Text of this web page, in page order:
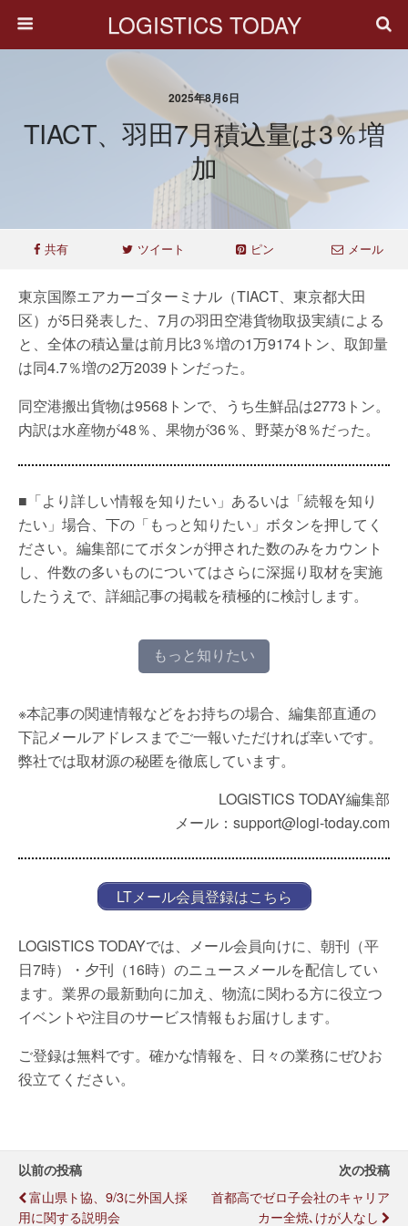
LOGISTICS TODAY
2025年8月6日
TIACT、羽田7月積込量は3％増
加
共有 ツイート ピン メール
東京国際エアカーゴターミナル（TIACT、東京都大田
区）が5日発表した、7月の羽田空港貨物取扱実績による
と、全体の積込量は前月比3％増の1万9174トン、取卸量
は同4.7％増の2万2039トンだった。
同空港搬出貨物は9568トンで、うち生鮮品は2773トン。
内訳は水産物が48％、果物が36％、野菜が8％だった。
■「より詳しい情報を知りたい」あるいは「続報を知り
たい」場合、下の「もっと知りたい」ボタンを押してく
ださい。編集部にてボタンが押された数のみをカウント
し、件数の多いものについてはさらに深掘り取材を実施
したうえで、詳細記事の掲載を積極的に検討します。
もっと知りたい
※本記事の関連情報などをお持ちの場合、編集部直通の
下記メールアドレスまでご一報いただければ幸いです。
弊社では取材源の秘匿を徹底しています。
LOGISTICS TODAY編集部
メール：support@logi-today.com
LTメール会員登録はこちら
LOGISTICS TODAYでは、メール会員向けに、朝刊（平
日7時）・夕刊（16時）のニュースメールを配信してい
ます。業界の最新動向に加え、物流に関わる方に役立つ
イベントや注目のサービス情報もお届けします。
ご登録は無料です。確かな情報を、日々の業務にぜひお
役立てください。
以前の投稿
富山県ト協、9/3に外国人採
用に関する説明会
次の投稿
首都高でゼロ子会社のキャリア
カー全焼､けが人なし